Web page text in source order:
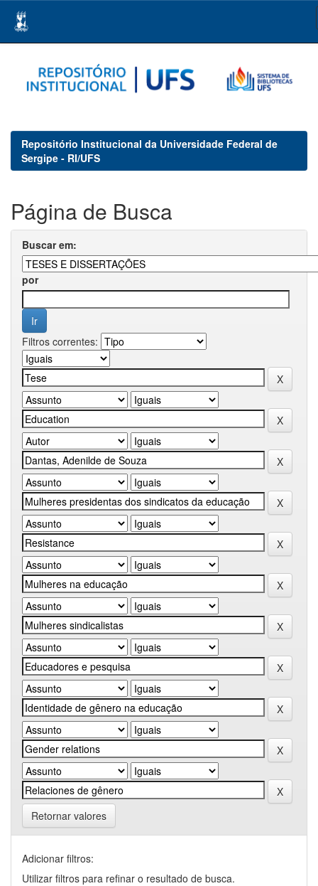
navigation
Repositório Institucional da Universidade Federal de
Sergipe - RI/UFS
Página de Busca
Buscar em:
por
Filtros correntes:
Retornar valores
Adicionar filtros:
Utilizar filtros para refinar o resultado de busca.